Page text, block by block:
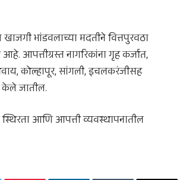
भांडवलाच्या मदतीने वित्तपुरवठा
आपत्तीग्रस्त नागरिकांना गृह कर्जात,
कोल्हापूर, सांगली, इचलकरंजीसह
केले जातील.
स्थिरता आणि आपत्ती व्यवस्थापनातील